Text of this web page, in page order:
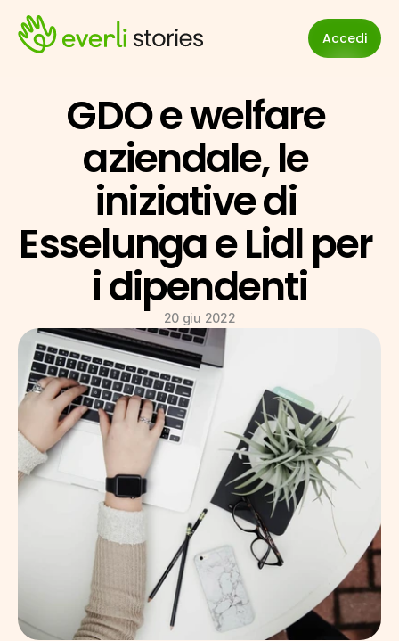
Accedi
GDO e welfare
aziendale, le
iniziative di
Esselunga e Lidl per
i dipendenti
20 giu 2022